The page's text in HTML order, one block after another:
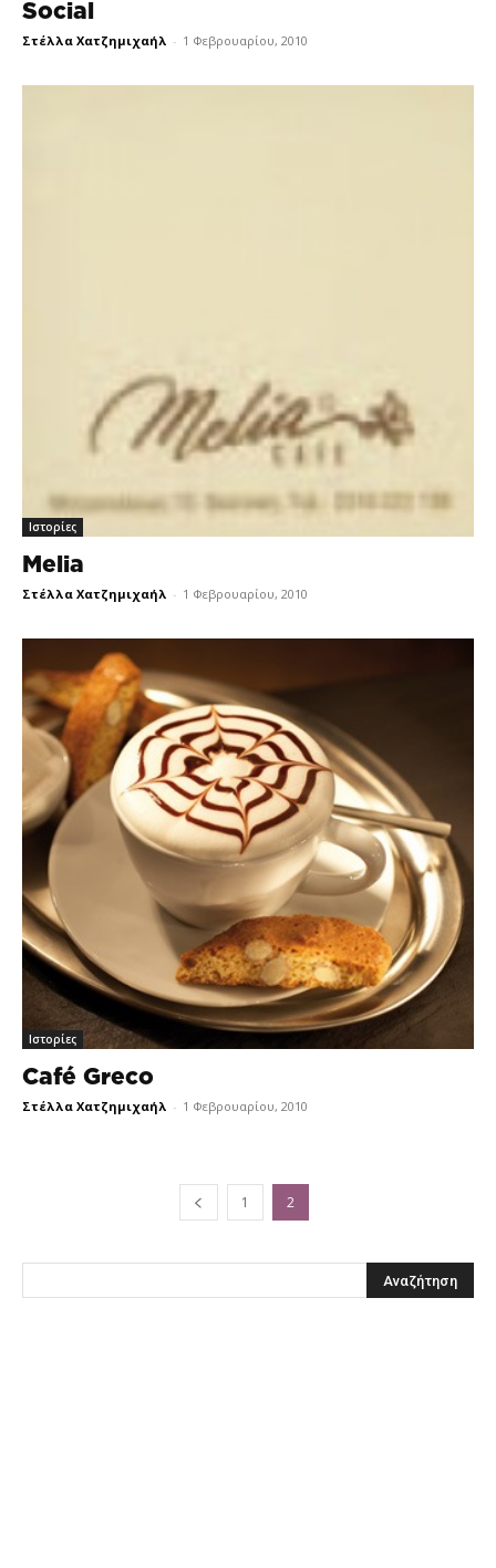
Social
Στέλλα Χατζημιχαήλ - 1 Φεβρουαρίου, 2010
Ιστορίες
Melia
Στέλλα Χατζημιχαήλ - 1 Φεβρουαρίου, 2010
Ιστορίες
Café Greco
Στέλλα Χατζημιχαήλ - 1 Φεβρουαρίου, 2010
1 2